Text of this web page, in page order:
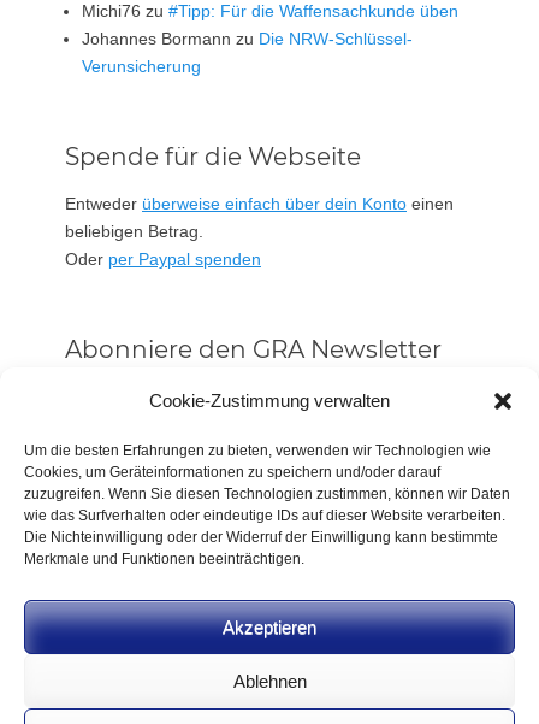
Cookie-Zustimmung verwalten
Um die besten Erfahrungen zu bieten, verwenden wir Technologien wie
Cookies, um Geräteinformationen zu speichern und/oder darauf
zuzugreifen. Wenn Sie diesen Technologien zustimmen, können wir Daten
wie das Surfverhalten oder eindeutige IDs auf dieser Website verarbeiten.
Die Nichteinwilligung oder der Widerruf der Einwilligung kann bestimmte
Merkmale und Funktionen beeinträchtigen.
Akzeptieren
Ablehnen
Michi76 zu #Tipp: Für die Waffensachkunde üben
Johannes Bormann zu Die NRW-Schlüssel-
Verunsicherung
Spende für die Webseite
Entweder überweise einfach über dein Konto einen
beliebigen Betrag.
Oder per Paypal spenden
Abonniere den GRA Newsletter
Vorname oder ganzer Name
Email
Alle Neuigkeiten sofort
Datenschutzerklärung.